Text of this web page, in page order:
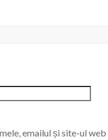
emailul și site-ul web